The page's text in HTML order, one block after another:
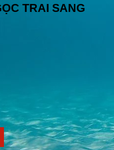
TRAI SANG